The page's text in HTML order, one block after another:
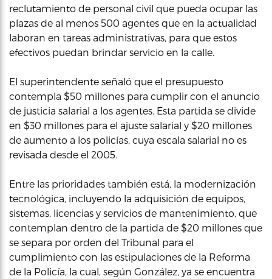
reclutamiento de personal civil que pueda ocupar las
plazas de al menos 500 agentes que en la actualidad
laboran en tareas administrativas, para que estos
efectivos puedan brindar servicio en la calle.
El superintendente señaló que el presupuesto
contempla $50 millones para cumplir con el anuncio
de justicia salarial a los agentes. Esta partida se divide
en $30 millones para el ajuste salarial y $20 millones
de aumento a los policías, cuya escala salarial no es
revisada desde el 2005.
Entre las prioridades también está, la modernización
tecnológica, incluyendo la adquisición de equipos,
sistemas, licencias y servicios de mantenimiento, que
contemplan dentro de la partida de $20 millones que
se separa por orden del Tribunal para el
cumplimiento con las estipulaciones de la Reforma
de la Policía, la cual, según González, ya se encuentra